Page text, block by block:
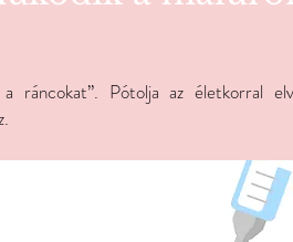
ráncokat”. Pótolja az életkorral